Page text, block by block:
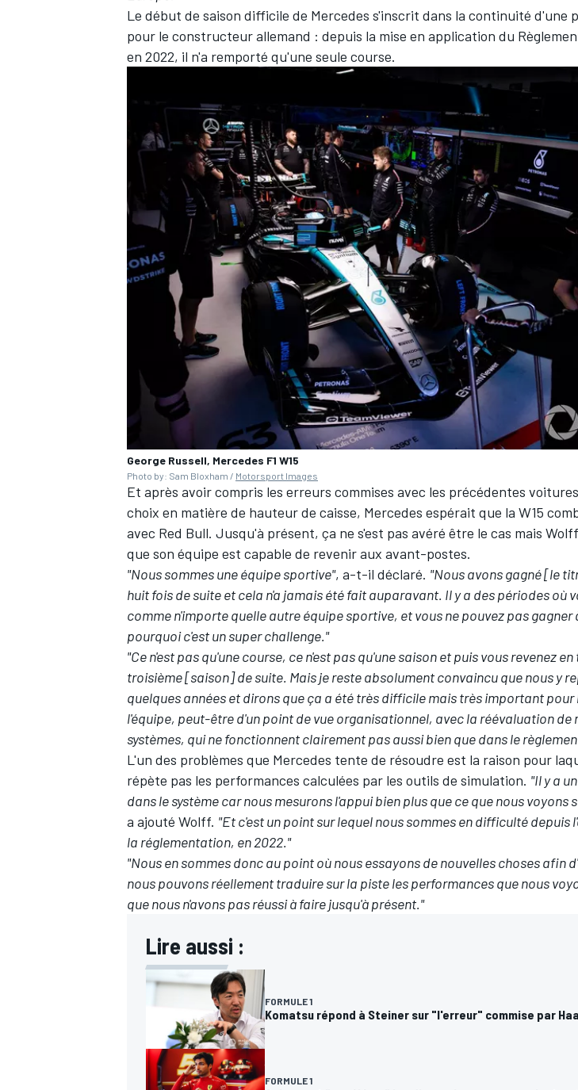
AUTRES CHAMPIONNATS
Le début de saison difficile de Mercedes s'inscrit dans la continuité d'une
pour le constructeur allemand : depuis la mise en application du
en 2022, il n'a remporté qu'une seule course.
George Russell, Mercedes F1 W15
Photo by: Sam Bloxham / Motorsport Images
Et après avoir compris les erreurs commises avec les précédentes
choix en matière de hauteur de caisse, Mercedes espérait que la W15
avec Red Bull. Jusqu'à présent, ça ne s'est pas avéré être le cas mais
que son équipe est capable de revenir aux avant-postes.
"Nous sommes une équipe sportive", a-t-il déclaré. "Nous avons gagné [le
huit fois de suite et cela n'a jamais été fait auparavant. Il y a des périodes où
comme n'importe quelle autre équipe sportive, et vous ne pouvez pas gagner
pourquoi c'est un super challenge."
"Ce n'est pas qu'une course, ce n'est pas qu'une saison et puis vous revenez
troisième [saison] de suite. Mais je reste absolument convaincu que nous y
quelques années et dirons que ça a été très difficile mais très important
l'équipe, peut-être d'un point de vue organisationnel, avec la réévaluation de
systèmes, qui ne fonctionnent clairement pas aussi bien que dans le
L'un des problèmes que Mercedes tente de résoudre est la raison pour
répète pas les performances calculées par les outils de simulation. "Il y a
dans le système car nous mesurons l'appui bien plus que ce que nous voyons
a ajouté Wolff. "Et c'est un point sur lequel nous sommes en difficulté depuis
la réglementation, en 2022."
"Nous en sommes donc au point où nous essayons de nouvelles choses afin
nous pouvons réellement traduire sur la piste les performances que nous
que nous n'avons pas réussi à faire jusqu'à présent."
Lire aussi :
FORMULE 1
Komatsu répond à Steiner sur "l'erreur" commise par
FORMULE 1